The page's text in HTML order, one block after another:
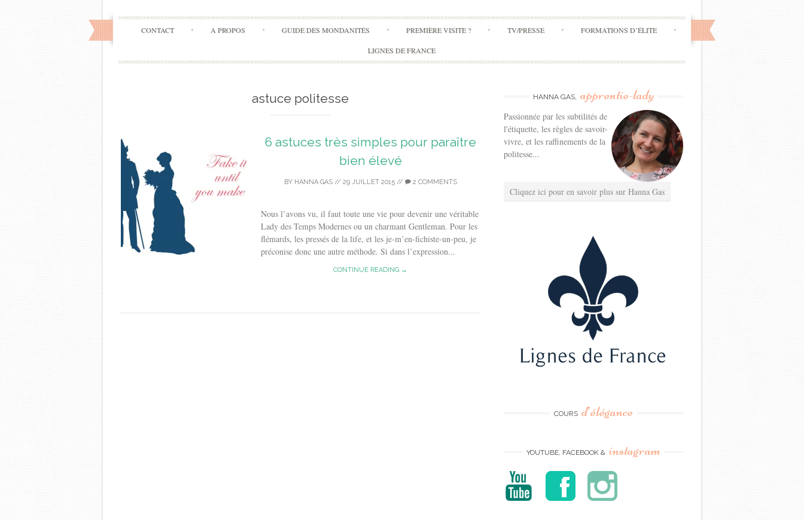
Skip
to
content
CONTACT A PROPOS GUIDE DES MONDANITÉS PREMIÈRE VISITE ? TV/PRESSE FORMATIONS D’ÉLITE
LIGNES DE FRANCE
astuce politesse
6 astuces très simples pour paraître
bien élevé
BY HANNA GAS// 29 JUILLET 2015// 2 COMMENTS
Nous l’avons vu, il faut toute une vie pour devenir une véritable
Lady des Temps Modernes ou un charmant Gentleman. Pour les
flémards, les pressés de la life, et les je-m’en-fichiste-un-peu, je
préconise donc une autre méthode. Si dans l’expression...
CONTINUE READING →
HANNA GAS, apprentie-lady
Passionnée par les subtilités de
l'étiquette, les règles de savoir-
vivre, et les raffinements de la
politesse...
Cliquez ici pour en savoir plus sur Hanna Gas
COURS d’élégance
YOUTUBE, FACEBOOK & instagram